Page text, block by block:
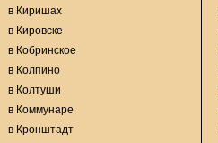
в Киришах
в Кировске
в Кобринское
в Колпино
в Колтуши
в Коммунаре
в Кронштадт